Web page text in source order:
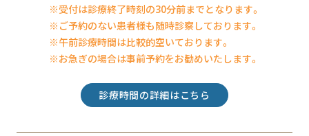
※受付は診療終了時刻の30分前までとなります。
※ご予約のない患者様も随時診察しております。
※午前診療時間は比較的空いております。
※お急ぎの場合は事前予約をお勧めいたします。
診療時間の詳細はこちら